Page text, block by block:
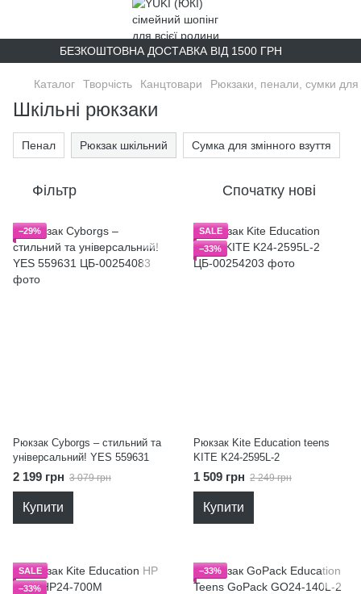
БЕЗКОШТОВНА ДОСТАВКА ВІД 1500 ГРН
Каталог Творчість Канцтовари Рюкзаки, пенали, сумки для
Шкільні рюкзаки
Пенал Рюкзак шкільний Сумка для змінного взуття
Фільтр Спочатку нові
−29%
Рюкзак Cyborgs – стильний та
універсальний! YES 559631
2 199 грн 3 079 грн
Купити
SALE
−33%
Рюкзак Kite Education teens
KITE K24-2595L-2
1 509 грн 2 249 грн
Купити
SALE
−33%
−33%